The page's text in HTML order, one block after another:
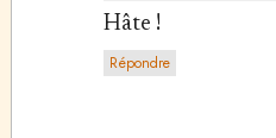
Hâte !
Répondre